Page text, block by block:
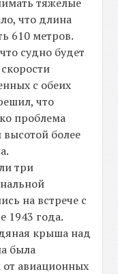
что длина
610 метров.
судно будет
с обеих
что
проблема
более
три
на встрече с
1943 года.
крыша над
была
от авиационных